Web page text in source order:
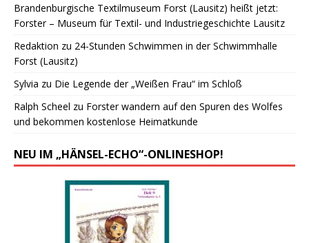
Brandenburgische Textilmuseum Forst (Lausitz) heißt jetzt:
Forster – Museum für Textil- und Industriegeschichte Lausitz
Redaktion zu 24-Stunden Schwimmen in der Schwimmhalle
Forst (Lausitz)
Sylvia zu Die Legende der „Weißen Frau“ im Schloß
Ralph Scheel zu Forster wandern auf den Spuren des Wolfes
und bekommen kostenlose Heimatkunde
NEU IM „HÄNSEL-ECHO“-ONLINESHOP!